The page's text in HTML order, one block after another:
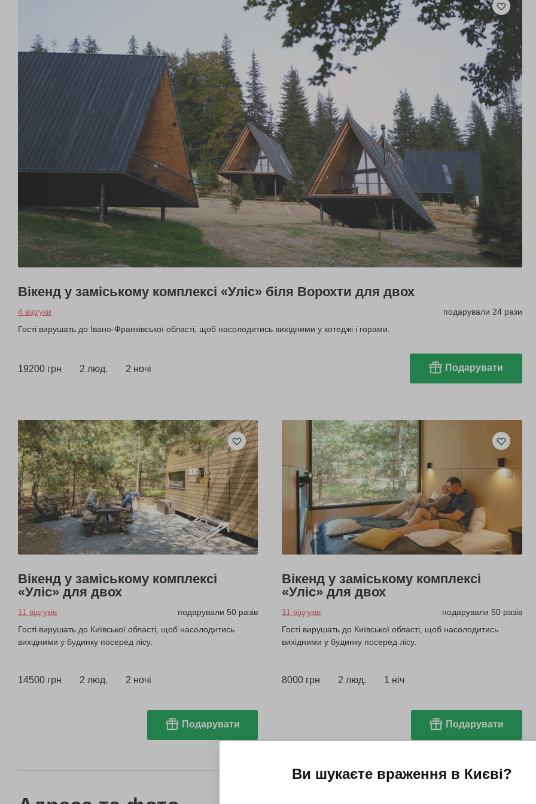
Вікенд у заміському комплексі «Уліс» біля Ворохти для двох
4 відгуки
подарували 24 рази
Гості вирушать до Івано-Франківської області, щоб насолодитись вихідними у котеджі і горами.
19200 грн 2 люд. 2 ночі Подарувати
Вікенд у заміському комплексі
«Уліс» для двох
11 відгуків
подарували 50 разів
Гості вирушать до Київської області, щоб насолодитись
вихідними у будинку посеред лісу.
14500 грн 2 люд. 2 ночі
Подарувати
Вікенд у заміському комплексі
«Уліс» для двох
11 відгуків
подарували 50 разів
Гості вирушать до Київської області, щоб насолодитись
вихідними у будинку посеред лісу.
8000 грн 2 люд. 1 ніч
Подарувати
Ви шукаєте враження в Києві?